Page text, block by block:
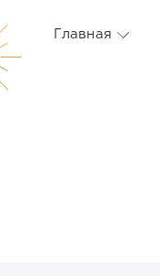
Главная